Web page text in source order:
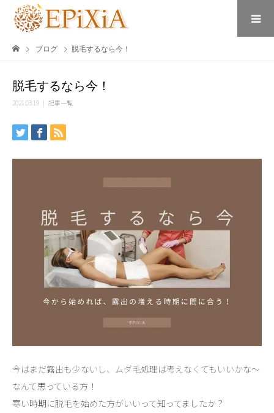
ブログ 脱毛するなら今！
脱毛するなら今！
2021.03.19 記事一覧
今はまだ露出も少ないし、ムダ毛処理は考えなくてもいいかな～
なんて思っている方！
寒い時期に脱毛を始めた方がいいって知ってましたか？